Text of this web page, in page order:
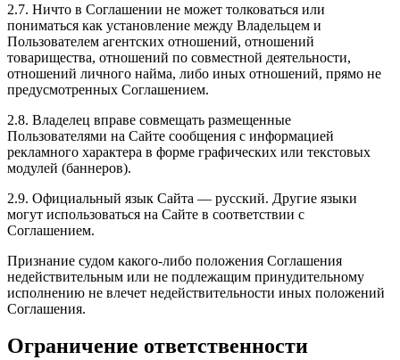
2.7. Ничто в Соглашении не может толковаться или
пониматься как установление между Владельцем и
Пользователем агентских отношений, отношений
товарищества, отношений по совместной деятельности,
отношений личного найма, либо иных отношений, прямо не
предусмотренных Соглашением.
2.8. Владелец вправе совмещать размещенные
Пользователями на Сайте сообщения с информацией
рекламного характера в форме графических или текстовых
модулей (баннеров).
2.9. Официальный язык Сайта — русский. Другие языки
могут использоваться на Сайте в соответствии с
Соглашением.
Признание судом какого-либо положения Соглашения
недействительным или не подлежащим принудительному
исполнению не влечет недействительности иных положений
Соглашения.
Ограничение ответственности